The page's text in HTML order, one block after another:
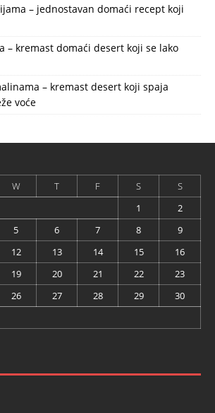
– jednostavan domaći recept koji
– kremast domaći desert koji se lako
– kremast desert koji spaja
voće
W T F S
S
1
2
5 6 7 8
9
12 13 14 15
16
19 20 21 22
23
26 27 28 29
30